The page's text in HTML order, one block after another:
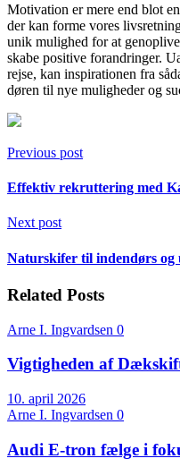
Motivation er mere end blot
der kan forme vores
unik mulighed for at
skabe positive forandringer.
rejse, kan inspirationen fra
døren til nye muligheder og
Previous post
Effektiv rekruttering med
Next post
Naturskifer til indendørs og
Related Posts
Arne I. Ingvardsen 0
Vigtigheden af
10. april 2026
Arne I. Ingvardsen 0
Audi E-tron fælge i